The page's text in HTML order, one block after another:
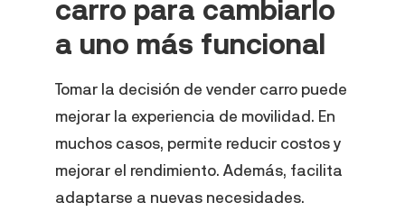
carro para cambiarlo
a uno más funcional
Tomar la decisión de vender carro puede
mejorar la experiencia de movilidad. En
muchos casos, permite reducir costos y
mejorar el rendimiento. Además, facilita
adaptarse a nuevas necesidades.